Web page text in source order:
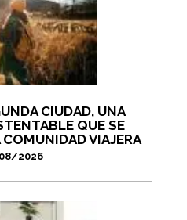
CIUDAD, UNA
QUE SE
VIAJERA
2026